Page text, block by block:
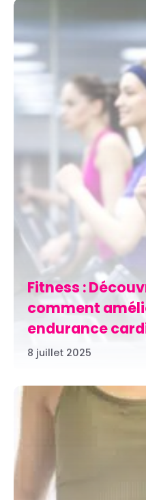
Fitness :
comment
endurance
8 juillet 2025